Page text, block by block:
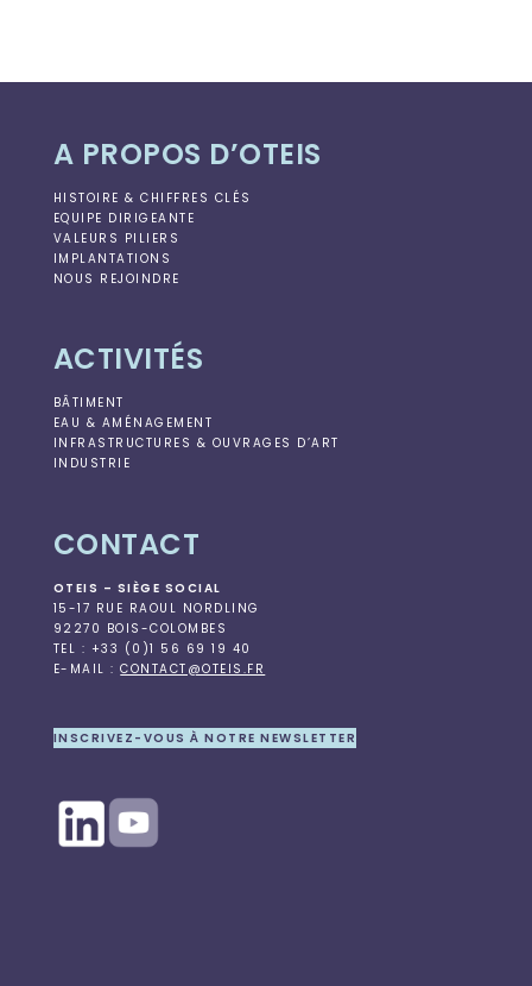
A PROPOS D’OTEIS
HISTOIRE & CHIFFRES CLÉS
EQUIPE DIRIGEANTE
VALEURS PILIERS
IMPLANTATIONS
NOUS REJOINDRE
ACTIVITÉS
BÂTIMENT
EAU & AMÉNAGEMENT
INFRASTRUCTURES & OUVRAGES D’ART
INDUSTRIE
CONTACT
OTEIS – SIÈGE SOCIAL
15-17 RUE RAOUL NORDLING
92270 BOIS-COLOMBES
TEL : +33 (0)1 56 69 19 40
E-MAIL :CONTACT@OTEIS.FR
INSCRIVEZ-VOUS À NOTRE NEWSLETTER